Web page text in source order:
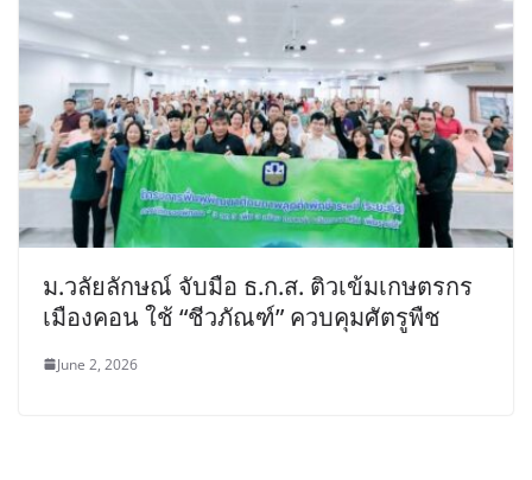
ม.วลัยลักษณ์ จับมือ ธ.ก.ส. ติวเข้มเกษตรกร
เมืองคอน ใช้ “ชีวภัณฑ์” ควบคุมศัตรูพืช
June 2, 2026